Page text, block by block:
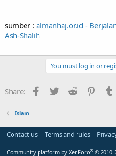
sumber : almanhaj.or.id -
Ash-Shalih
You must log in or
Share: Facebook
Twitter Reddit
Islam
Contact us Terms and rules
Community platform by XenForo® © 2010-